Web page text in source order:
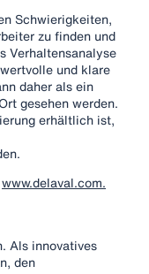
Schwierigkeiten,
zu finden und
Verhaltensanalyse
und klare
daher als ein
gesehen werden.
erhältlich ist,
www.delaval.com.
Als innovatives
den